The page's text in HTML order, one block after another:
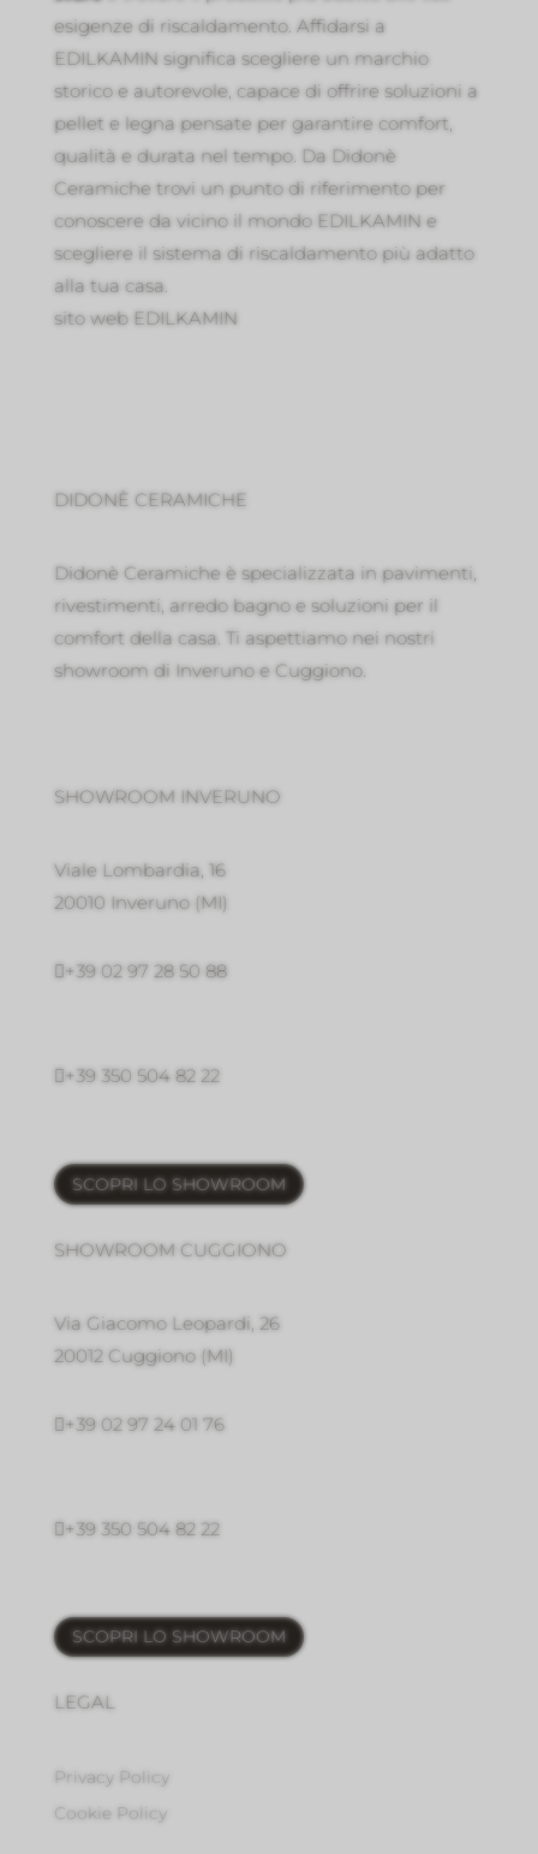
esigenze di riscaldamento. Affidarsi a
EDILKAMIN significa scegliere un marchio
storico e autorevole, capace di offrire soluzioni a
pellet e legna pensate per garantire comfort,
qualità e durata nel tempo. Da Didonè
Ceramiche trovi un punto di riferimento per
conoscere da vicino il mondo EDILKAMIN e
scegliere il sistema di riscaldamento più adatto
alla tua casa.
sito web EDILKAMIN
DIDONÈ CERAMICHE
Didonè Ceramiche è specializzata in pavimenti,
rivestimenti, arredo bagno e soluzioni per il
comfort della casa. Ti aspettiamo nei nostri
showroom di Inveruno e Cuggiono.
SHOWROOM INVERUNO
Viale Lombardia, 16
20010 Inveruno(MI)
+39 02 97 28 50 88
+39 350 504 82 22
SCOPRI LO SHOWROOM
SHOWROOM CUGGIONO
Via Giacomo Leopardi, 26
20012 Cuggiono (MI)
+39 02 97 24 01 76
+39 350 504 82 22
SCOPRI LO SHOWROOM
LEGAL
Privacy Policy
Cookie Policy